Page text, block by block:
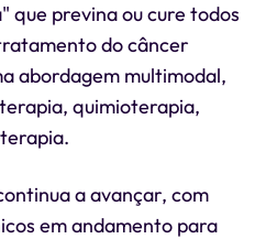
que previna ou cure todos
do câncer
abordagem multimodal,
quimioterapia,
a avançar, com
em andamento para